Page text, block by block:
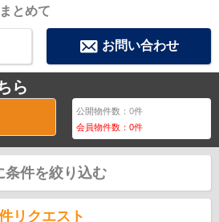
とめて
お問い合わせ
ら
公開物件数：0件
会員物件数：0件
条件を絞り込む
リクエスト